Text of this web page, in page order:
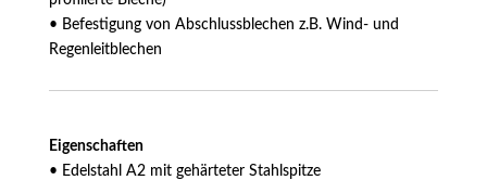
• Befestigung von Abschlussblechen z.B. Wind- und
Regenleitblechen
Eigenschaften
• Edelstahl A2 mit gehärteter Stahlspitze